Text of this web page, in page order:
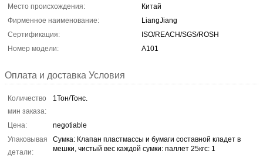
Место происхождения:
Китай
Фирменное наименование:
LiangJiang
Сертификация:
ISO/REACH/SGS/ROSH
Номер модели:
A101
Оплата и доставка Условия
Количество
мин заказа:
1Тон/Тонс.
Цена:
negotiable
Упаковывая
детали:
Сумка: Клапан пластмассы и бумаги составной кладет в
мешки, чистый вес каждой сумки: паллет 25кгс: 1